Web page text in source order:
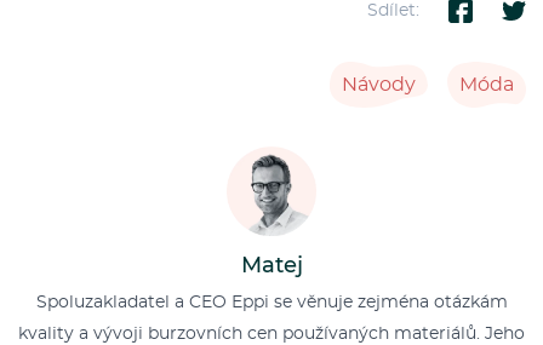
Sdílet:
Návody Móda
Matej
Spoluzakladatel a CEO Eppi se věnuje zejména otázkám
kvality a vývoji burzovních cen používaných materiálů. Jeho